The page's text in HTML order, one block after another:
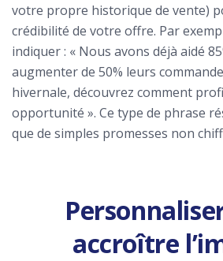
votre propre historique de vente)
crédibilité de votre offre. Par
indiquer : « Nous avons déjà aidé
augmenter de 50% leurs
hivernale, découvrez comment
opportunité ». Ce type de phrase
que de simples promesses non
accroître